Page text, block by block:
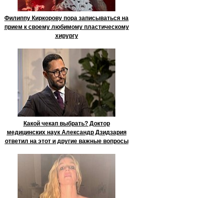
Филиппу Киркорову пора записываться на
прием к своему любимому пластическому
хирургу
Какой чекап выбрать? Доктор
медицинских наук Александр Дзидзария
ответил на этот и другие важные вопросы